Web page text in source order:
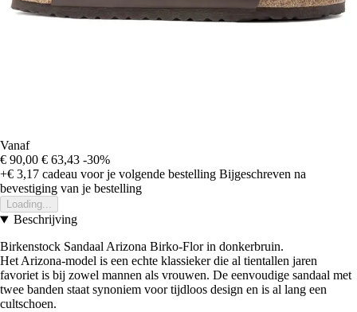
Vanaf
€ 90,00 € 63,43 -30%
+€ 3,17 cadeau voor je volgende bestelling Bijgeschreven na
bevestiging van je bestelling
Loading...
Beschrijving
Birkenstock Sandaal Arizona Birko-Flor in donkerbruin.
Het Arizona-model is een echte klassieker die al tientallen jaren
favoriet is bij zowel mannen als vrouwen. De eenvoudige sandaal met
twee banden staat synoniem voor tijdloos design en is al lang een
cultschoen.